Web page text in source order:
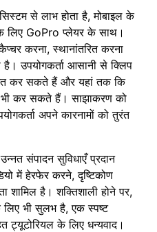
से लाभ होता है, मोबाइल के
लिए GoPro प्लेयर के साथ।
करना, स्थानांतरित करना
उपयोगकर्ता आसानी से क्लिप
कर सकते हैं और यहां तक कि
कर सकते हैं। साझाकरण को
अपने कारनामों को तुरंत
संपादन सुविधाएँ प्रदान
में हेरफेर करने, दृष्टिकोण
शामिल है। शक्तिशाली होने पर,
लिए भी सुलभ है, एक स्पष्ट
ट्यूटोरियल के लिए धन्यवाद।